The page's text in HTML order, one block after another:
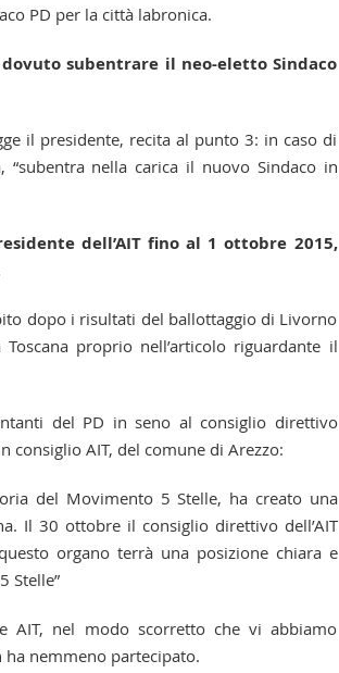
PD per la città labronica.
subentrare il neo-eletto Sindaco
il presidente, recita al punto 3: in caso di
“subentra nella carica il nuovo Sindaco in
dell’AIT fino al 1 ottobre 2015,
dopo i risultati del ballottaggio di Livorno
proprio nell’articolo riguardante il
del PD in seno al consiglio direttivo
consiglio AIT, del comune di Arezzo:
del Movimento 5 Stelle, ha creato una
Il 30 ottobre il consiglio direttivo dell’AIT
organo terrà una posizione chiara e
Stelle”
AIT, nel modo scorretto che vi abbiamo
nemmeno partecipato.